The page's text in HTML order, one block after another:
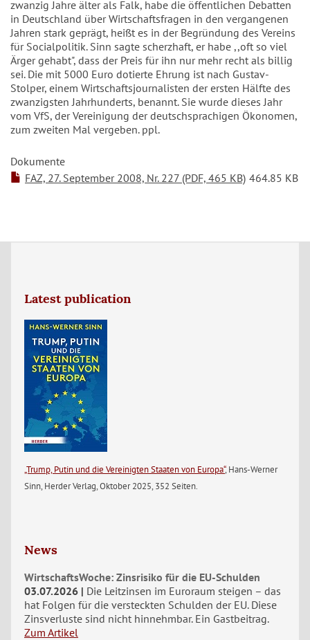
zwanzig Jahre älter als Falk, habe die öffentlichen Debatten
in Deutschland über Wirtschaftsfragen in den vergangenen
Jahren stark geprägt, heißt es in der Begründung des Vereins
für Socialpolitik. Sinn sagte scherzhaft, er habe ,,oft so viel
Ärger gehabt", dass der Preis für ihn nur mehr recht als billig
sei. Die mit 5000 Euro dotierte Ehrung ist nach Gustav-
Stolper, einem Wirtschaftsjournalisten der ersten Hälfte des
zwanzigsten Jahrhunderts, benannt. Sie wurde dieses Jahr
vom VfS, der Vereinigung der deutschsprachigen Ökonomen,
zum zweiten Mal vergeben. ppl.
Dokumente
FAZ, 27. September 2008, Nr. 227 (PDF, 465 KB) 464.85 KB
Latest publication
„Trump, Putin und die Vereinigten Staaten von Europa“, Hans-Werner
Sinn, Herder Verlag, Oktober 2025, 352 Seiten.
News
WirtschaftsWoche: Zinsrisiko für die EU-Schulden
03.07.2026
Die Leitzinsen im Euroraum steigen – das
hat Folgen für die versteckten Schulden der EU. Diese
Zinsverluste sind nicht hinnehmbar. Ein Gastbeitrag.
Zum Artikel